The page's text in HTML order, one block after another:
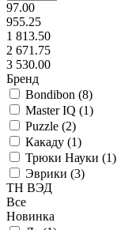
97.00
955.25
1 813.50
2 671.75
3 530.00
Бренд
Bondibon (8)
Master IQ (1)
Puzzle (2)
Какаду (1)
Трюки Науки (1)
Эврики (3)
ТН ВЭД
Все
Новинка